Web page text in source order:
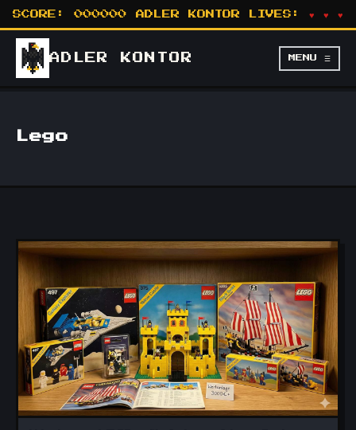
SCORE: 000000 ADLER KONTOR LIVES: ♥ ♥ ♥
ADLER KONTOR MENU ☰
Lego